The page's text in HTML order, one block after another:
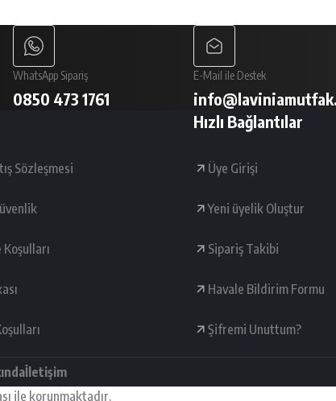
WhatsApp Sipariş
0850 473 1761
E-Mail ile Destek
Sözleşmesi
Hızlı Bağlantılar
Üye Girişi
Yeni üyelik Oluştur
Sipariş Takibi
Havale Bildirim Formu
Şifremi Unuttum?
İletişim
ile korunmaktadır.